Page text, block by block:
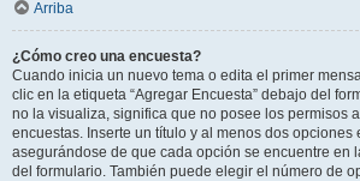
Arriba
¿Cómo creo una encuesta?
Cuando inicia un nuevo tema o edita el primer
clic en la etiqueta “Agregar Encuesta” debajo del
no la visualiza, significa que no posee los permisos
encuestas. Inserte un título y al menos dos opciones
asegurándose de que cada opción se encuentre en
del formulario. También puede elegir el número de